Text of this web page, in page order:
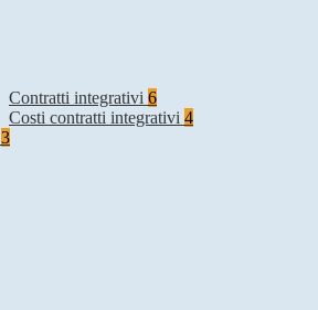
Contratti integrativi 6
Costi contratti integrativi 4
3